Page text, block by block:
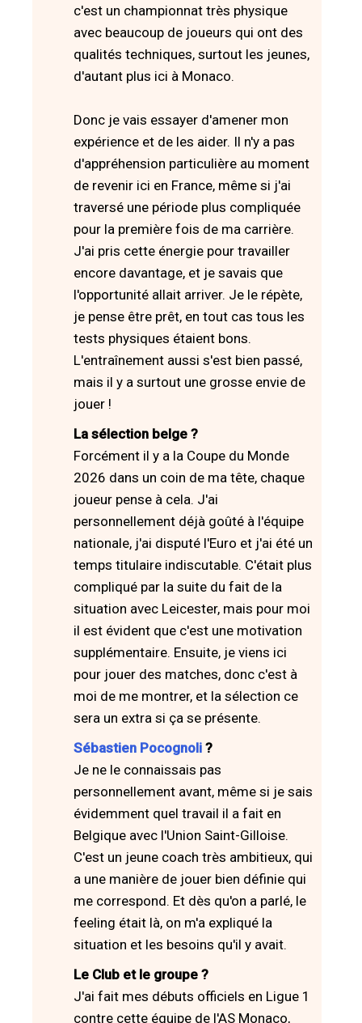
c'est un championnat très physique
avec beaucoup de joueurs qui ont des
qualités techniques, surtout les jeunes,
d'autant plus ici à Monaco.
Donc je vais essayer d'amener mon
expérience et de les aider. Il n'y a pas
d'appréhension particulière au moment
de revenir ici en France, même si j'ai
traversé une période plus compliquée
pour la première fois de ma carrière.
J'ai pris cette énergie pour travailler
encore davantage, et je savais que
l'opportunité allait arriver. Je le répète,
je pense être prêt, en tout cas tous les
tests physiques étaient bons.
L'entraînement aussi s'est bien passé,
mais il y a surtout une grosse envie de
jouer !
La sélection belge ?
Forcément il y a la Coupe du Monde
2026 dans un coin de ma tête, chaque
joueur pense à cela. J'ai
personnellement déjà goûté à l'équipe
nationale, j'ai disputé l'Euro et j'ai été un
temps titulaire indiscutable. C'était plus
compliqué par la suite du fait de la
situation avec Leicester, mais pour moi
il est évident que c'est une motivation
supplémentaire. Ensuite, je viens ici
pour jouer des matches, donc c'est à
moi de me montrer, et la sélection ce
sera un extra si ça se présente.
Sébastien Pocognoli ?
Je ne le connaissais pas
personnellement avant, même si je sais
évidemment quel travail il a fait en
Belgique avec l'Union Saint-Gilloise.
C'est un jeune coach très ambitieux, qui
a une manière de jouer bien définie qui
me correspond. Et dès qu'on a parlé, le
feeling était là, on m'a expliqué la
situation et les besoins qu'il y avait.
Le Club et le groupe ?
J'ai fait mes débuts officiels en Ligue 1
contre cette équipe de l'AS Monaco,